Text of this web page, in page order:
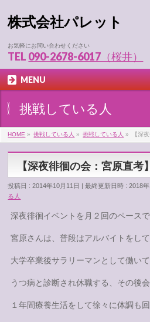
株式会社パレット
お気軽にお問い合わせください
TEL 090-2678-6017（桜井）
MENU
挑戦している人
HOME » 挑戦している人 » 挑戦している人 » 【深
【深夜徘徊の会：宮原直考】
投稿日 : 2014年10月11日 最終更新日時 : 2018
る人
深夜徘徊イベントを月２回のペース
宮原さんは、普段はアルバイトをして
大学卒業後サラリーマンとして働い
うつ病と診断され休職する、その後
１年間療養生活をして徐々に体調も回